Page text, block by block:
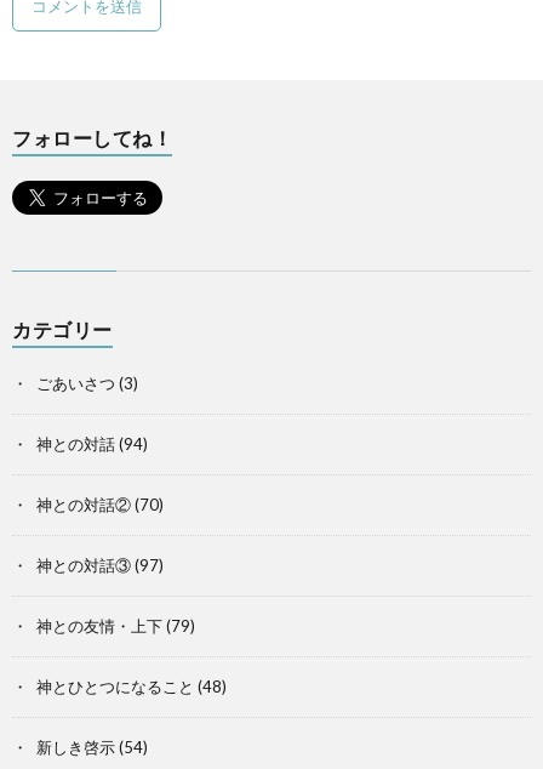
フォローしてね！
カテゴリー
ごあいさつ (3)
神との対話(94)
神との対話②(70)
神との対話③(97)
神との友情・上下(79)
神とひとつになること (48)
新しき啓示(54)